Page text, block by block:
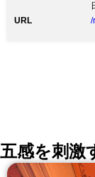
URL
/
五感を刺激